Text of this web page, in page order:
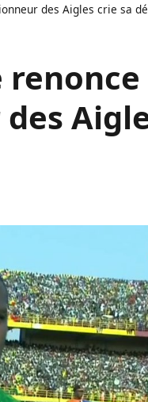
des Aigles crie sa